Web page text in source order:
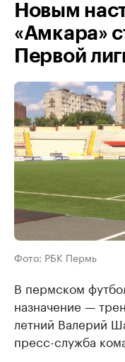
Новым
«Амкара»
Первой
Фото: РБК Пермь
В пермском
назначение —
летний Валерий
пресс-служба